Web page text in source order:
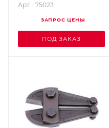
Арт. : 75023
ЗАПРОС ЦЕНЫ
ПОД ЗАКАЗ